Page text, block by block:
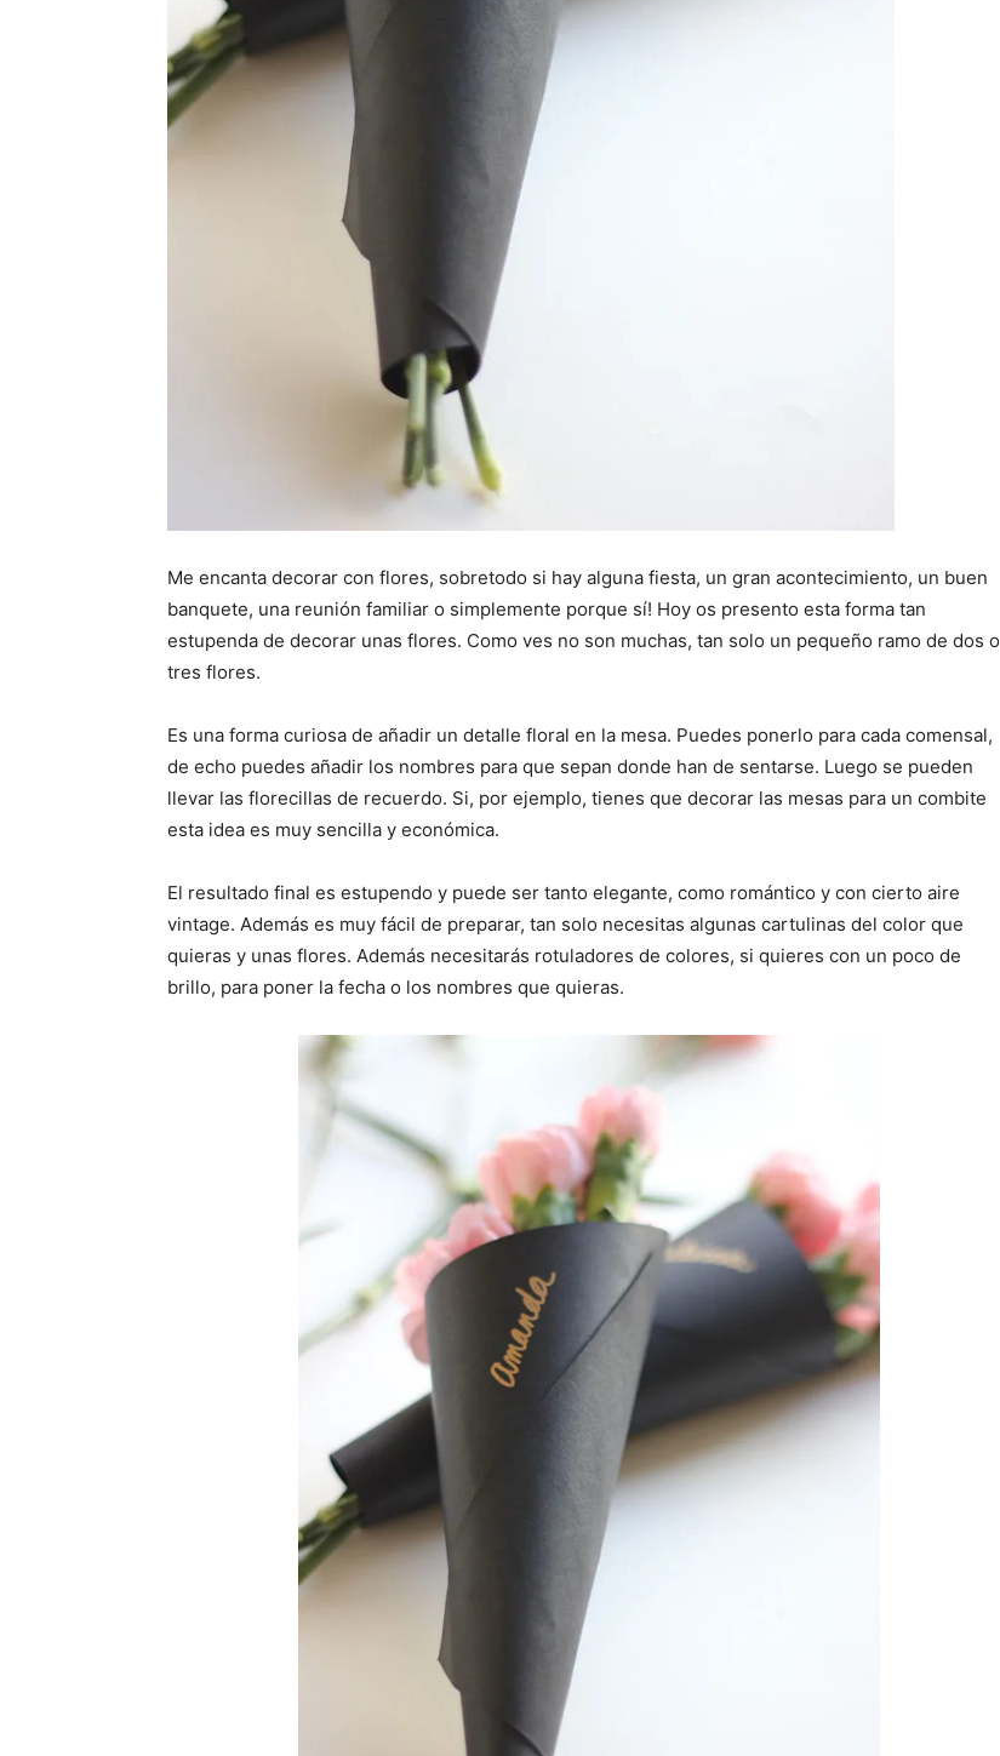
Me encanta decorar con flores, sobretodo si hay alguna fiesta, un gran acontecimiento, un buen
banquete, una reunión familiar o simplemente porque sí! Hoy os presento esta forma tan
estupenda de decorar unas flores. Como ves no son muchas, tan solo un pequeño ramo de dos o
tres flores.
Es una forma curiosa de añadir un detalle floral en la mesa. Puedes ponerlo para cada comensal,
de echo puedes añadir los nombres para que sepan donde han de sentarse. Luego se pueden
llevar las florecillas de recuerdo. Si, por ejemplo, tienes que decorar las mesas para un combite
esta idea es muy sencilla y económica.
El resultado final es estupendo y puede ser tanto elegante, como romántico y con cierto aire
vintage. Además es muy fácil de preparar, tan solo necesitas algunas cartulinas del color que
quieras y unas flores. Además necesitarás rotuladores de colores, si quieres con un poco de
brillo, para poner la fecha o los nombres que quieras.